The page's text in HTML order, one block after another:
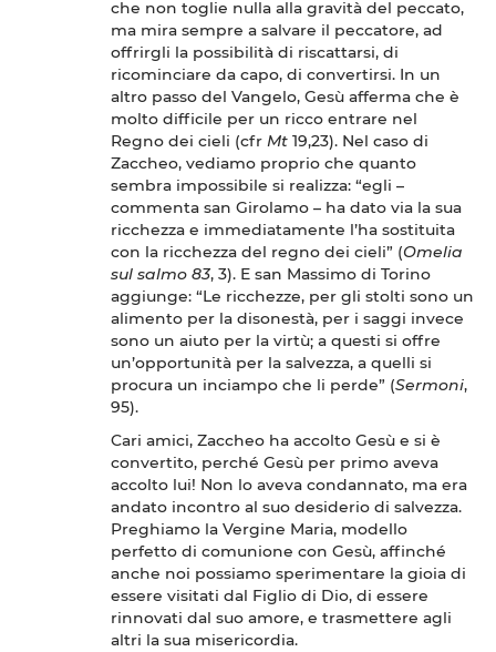
che non toglie nulla alla gravità del peccato,
ma mira sempre a salvare il peccatore, ad
offrirgli la possibilità di riscattarsi, di
ricominciare da capo, di convertirsi. In un
altro passo del Vangelo, Gesù afferma che è
molto difficile per un ricco entrare nel
Regno dei cieli (cfr Mt 19,23). Nel caso di
Zaccheo, vediamo proprio che quanto
sembra impossibile si realizza: “egli –
commenta san Girolamo – ha dato via la sua
ricchezza e immediatamente l’ha sostituita
con la ricchezza del regno dei cieli” (Omelia
sul salmo 83, 3). E san Massimo di Torino
aggiunge: “Le ricchezze, per gli stolti sono un
alimento per la disonestà, per i saggi invece
sono un aiuto per la virtù; a questi si offre
un’opportunità per la salvezza, a quelli si
procura un inciampo che li perde” (Sermoni,
95).
Cari amici, Zaccheo ha accolto Gesù e si è
convertito, perché Gesù per primo aveva
accolto lui! Non lo aveva condannato, ma era
andato incontro al suo desiderio di salvezza.
Preghiamo la Vergine Maria, modello
perfetto di comunione con Gesù, affinché
anche noi possiamo sperimentare la gioia di
essere visitati dal Figlio di Dio, di essere
rinnovati dal suo amore, e trasmettere agli
altri la sua misericordia.